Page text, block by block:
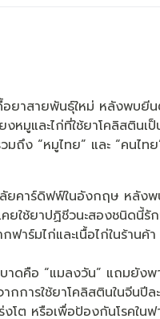
อยาสายพันธุ์ใหม่ หลังพบยี
มูและไก่ที่ใช้ยาโคลิสตินเป็
ถึง “หมูไทย” และ “คนไ
ยคาร์ดิฟฟ์ในอังกฤษ หลัง
ยใช้ยาปฏิชีวนะสองชนิดนี้รั
าร์มไก่และเนื้อไก่ในร้านค้
บาดคือ “แมลงวัน” แถมยัง
กการใช้ยาโคลิสตินในจีน
โต หรือเพื่อป้องกันโรคใน